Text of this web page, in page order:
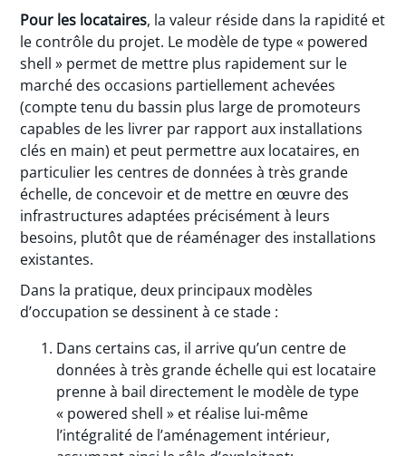
Pour les locataires, la valeur réside dans la rapidité et
le contrôle du projet. Le modèle de type « powered
shell » permet de mettre plus rapidement sur le
marché des occasions partiellement achevées
(compte tenu du bassin plus large de promoteurs
capables de les livrer par rapport aux installations
clés en main) et peut permettre aux locataires, en
particulier les centres de données à très grande
échelle, de concevoir et de mettre en œuvre des
infrastructures adaptées précisément à leurs
besoins, plutôt que de réaménager des installations
existantes.
Dans la pratique, deux principaux modèles
d’occupation se dessinent à ce stade :
Dans certains cas, il arrive qu’un centre de
données à très grande échelle qui est locataire
prenne à bail directement le modèle de type
« powered shell » et réalise lui-même
l’intégralité de l’aménagement intérieur,